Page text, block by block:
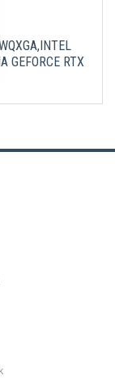
GEFORCE RTX